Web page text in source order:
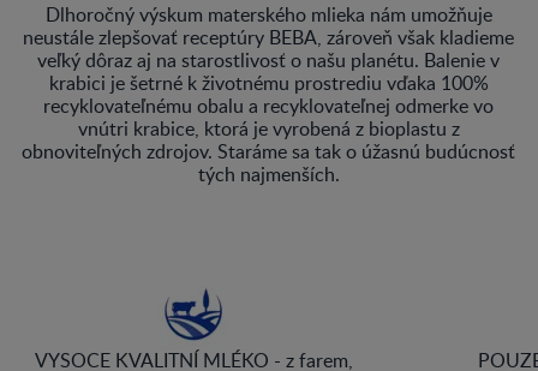
Dlhoročný výskum materského mlieka nám umožňuje
neustále zlepšovať receptúry BEBA, zároveň však kladieme
veľký dôraz aj na starostlivosť o našu planétu. Balenie v
krabici je šetrné k životnému prostrediu vďaka 100%
recyklovateľnému obalu a recyklovateľnej odmerke vo
vnútri krabice, ktorá je vyrobená z bioplastu z
obnoviteľných zdrojov. Staráme sa tak o úžasnú budúcnosť
tých najmenších.
VYSOCE KVALITNÍ MLÉKO - z farem,